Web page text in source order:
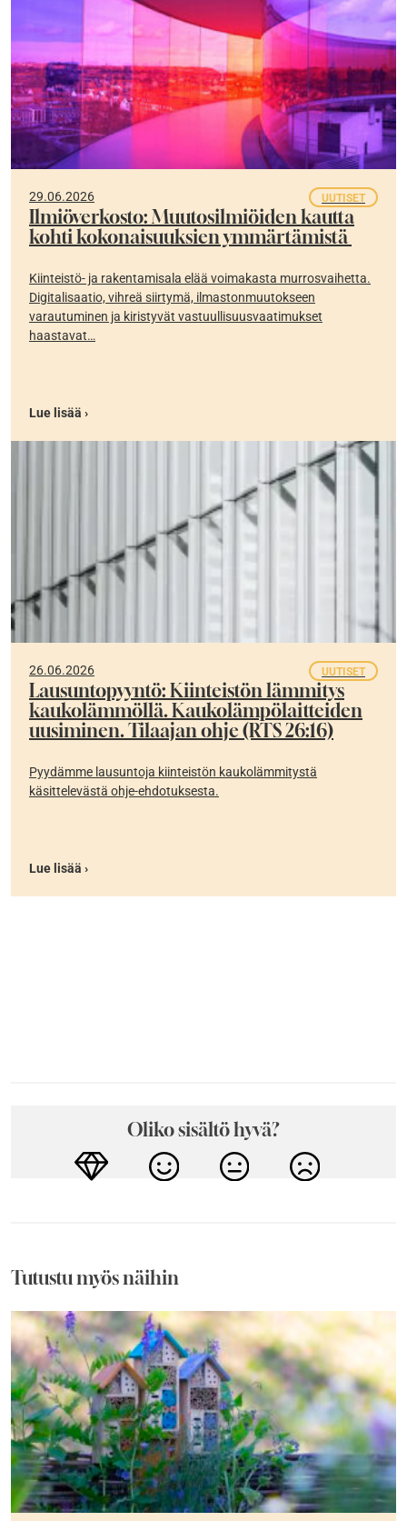
29.06.2026 UUTISET
Ilmiöverkosto: Muutosilmiöiden kautta
kohti kokonaisuuksien ymmärtämistä
Kiinteistö- ja rakentamisala elää voimakasta murrosvaihetta.
Digitalisaatio, vihreä siirtymä, ilmastonmuutokseen
varautuminen ja kiristyvät vastuullisuusvaatimukset
haastavat…
Lue lisää ›
26.06.2026 UUTISET
Lausuntopyyntö: Kiinteistön lämmitys
kaukolämmöllä. Kaukolämpölaitteiden
uusiminen. Tilaajan ohje (RTS 26:16)
Pyydämme lausuntoja kiinteistön kaukolämmitystä
käsittelevästä ohje-ehdotuksesta.
Lue lisää ›
Oliko sisältö hyvä?
Tutustu myös näihin